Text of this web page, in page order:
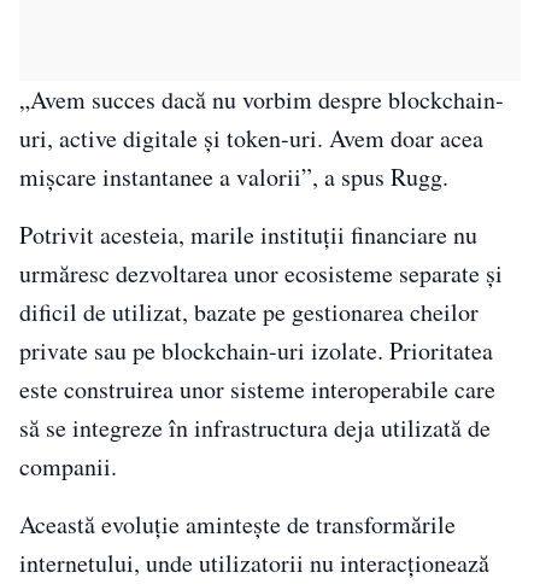
„Avem succes dacă nu vorbim despre blockchain-
uri, active digitale și token-uri. Avem doar acea
mișcare instantanee a valorii”, a spus Rugg.
Potrivit acesteia, marile instituții financiare nu
urmăresc dezvoltarea unor ecosisteme separate și
dificil de utilizat, bazate pe gestionarea cheilor
private sau pe blockchain-uri izolate. Prioritatea
este construirea unor sisteme interoperabile care
să se integreze în infrastructura deja utilizată de
companii.
Această evoluție amintește de transformările
internetului, unde utilizatorii nu interacționează